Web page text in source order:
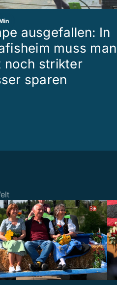
ausgefallen: In
muss man
noch strikter
sparen